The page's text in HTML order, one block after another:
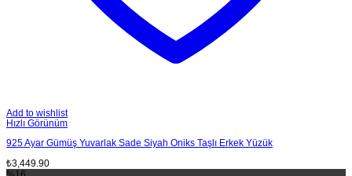
Add to wishlist
Hızlı Görünüm
925 Ayar Gümüş Yuvarlak Sade Siyah Oniks Taşlı Erkek Yüzük
₺3,449.90
%16